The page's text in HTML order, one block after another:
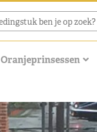
Oranjeprinsessen